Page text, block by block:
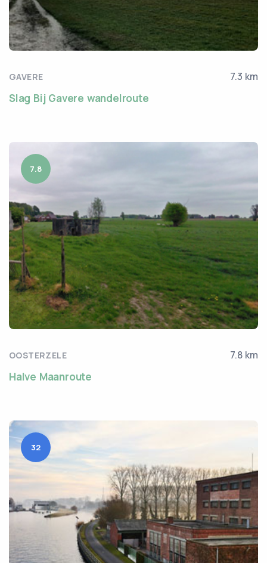
GAVERE 7.3 km
Slag Bij Gavere wandelroute
7.8
OOSTERZELE 7.8 km
Halve Maanroute
32